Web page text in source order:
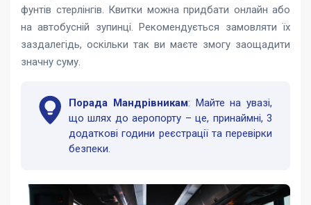
фунтів стерлінгів. Квитки можна придбати онлайн або
на автобусній зупинці. Рекомендується замовляти їх
заздалегідь, оскільки так ви маєте змогу заощадити
значну суму.
Порада Мандрівникам: Майте на увазі,
що шлях до аеропорту – це, принаймні, 3
додаткові години реєстрації та перевірки
безпеки.